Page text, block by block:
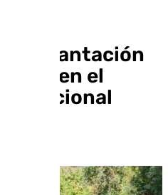
una plantación
en el
Nacional